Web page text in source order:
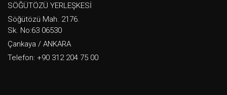
SÖĞÜTÖZÜ YERLEŞKESİ
Söğütözü Mah. 2176.
Sk. No:63 06530
Çankaya / ANKARA
Telefon: +90 312 204 75 00